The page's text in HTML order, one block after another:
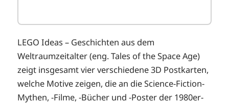
LEGO Ideas – Geschichten aus dem
Weltraumzeitalter (eng. Tales of the Space Age)
zeigt insgesamt vier verschiedene 3D Postkarten,
welche Motive zeigen, die an die Science-Fiction-
Mythen, -Filme, -Bücher und -Poster der 1980er-